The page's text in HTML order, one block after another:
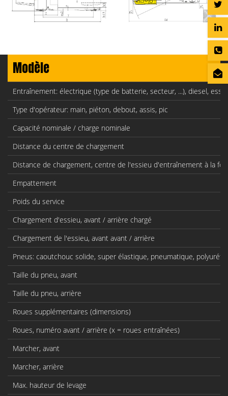
Modèle
Entraînement: électrique (type de batterie, secteur, ...), diesel,
Type d'opérateur: main, piéton, debout, assis, pic
Capacité nominale / charge nominale
Distance du centre de chargement
Distance de chargement, centre de l'essieu d'entraînement à la
Empattement
Poids du service
Chargement d'essieu, avant / arrière chargé
Chargement de l'essieu, avant avant / arrière
Pneus: caoutchouc solide, super élastique, pneumatique,
Taille du pneu, avant
Taille du pneu, arrière
Roues supplémentaires (dimensions)
Roues, numéro avant / arrière (x = roues entraînées)
Marcher, avant
Marcher, arrière
Max. hauteur de levage